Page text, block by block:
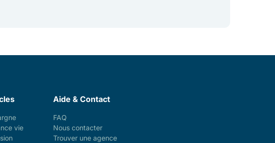
vie
Aide & Contact
FAQ
Nous contacter
Trouver une agence